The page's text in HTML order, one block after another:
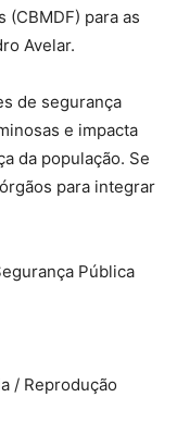
para as
Avelar.
de segurança
e impacta
da população. Se
para integrar
Pública
/ Reprodução